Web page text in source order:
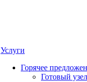
Услуги
Горячее
Готовый узел